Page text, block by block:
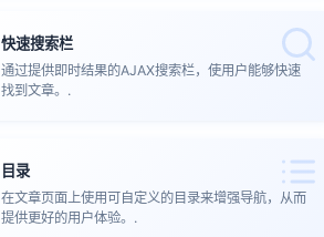
快速搜索栏
通过提供即时结果的AJAX搜索栏，使用户能够快速
找到文章。.
目录
在文章页面上使用可自定义的目录来增强导航，从而
提供更好的用户体验。.